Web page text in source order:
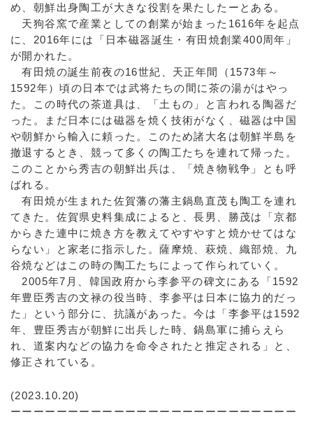
め、朝鮮出身陶工が大きな役割を果たしたーとある。
天狗谷窯で産業としての創業が始まった1616年を起点
に、2016年には「日本磁器誕生・有田焼創業400周年」
が開かれた。
有田焼の誕生前夜の16世紀、天正年間（1573年～
1592年）頃の日本では武将たちの間に茶の湯がはやっ
た。この時代の茶道具は、「土もの」と言われる陶器だ
った。まだ日本には磁器を焼く技術がなく、磁器は中国
や朝鮮から輸入に頼った。このため諸大名は朝鮮半島を
撤退するとき、競って多くの陶工たちを連れて帰った。
このことから秀吉の朝鮮出兵は、「焼き物戦争」とも呼
ばれる。
有田焼が生まれた佐賀藩の藩主鍋島直茂も陶工を連れ
てきた。佐賀県史料集成によると、長男、勝茂は「京都
からきた連中に焼き方を教えてやすやすと焼かせてはな
らない」と家老に指示した。薩摩焼、萩焼、織部焼、九
谷焼などはこの時の陶工たちによって作られていく。
2005年7月、韓国政府から李参平の碑文にある「1592
年豊臣秀吉の文禄の役当時、李参平は日本に協力的だっ
た」という部分に、抗議があった。今は「李参平は1592
年、豊臣秀吉が朝鮮に出兵した時、鍋島軍に捕らえら
れ、道案内などの協力を命令されたと推定される」と、
修正されている。
(2023.10.20)
ーーーーーーーーーーーーーーーーーーーーーーーーー